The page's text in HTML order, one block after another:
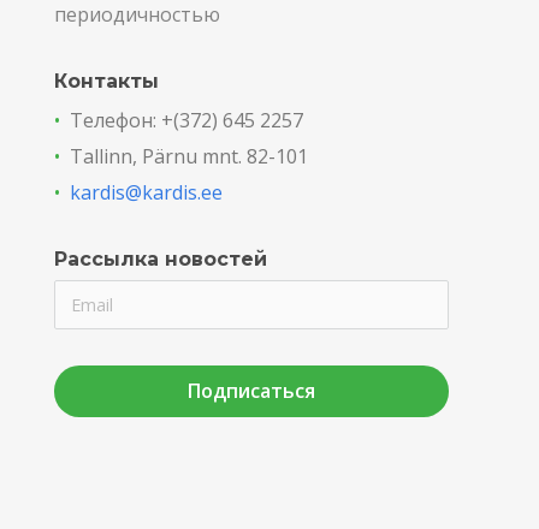
периодичностью
Контакты
• Телефон: +(372) 645 2257
• Tallinn, Pärnu mnt. 82-101
• kardis@kardis.ee
Рассылка новостей
Подписаться